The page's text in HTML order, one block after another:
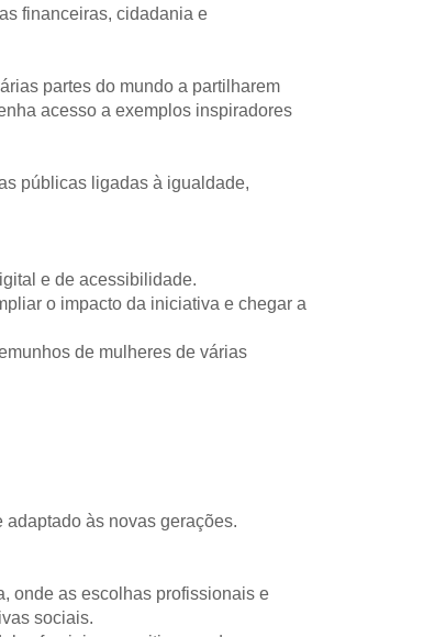
financeiras, cidadania e
partes do mundo a partilharem
acesso a exemplos inspiradores
públicas ligadas à igualdade,
e de acessibilidade.
o impacto da iniciativa e chegar a
de mulheres de várias
às novas gerações.
onde as escolhas profissionais e
sociais.